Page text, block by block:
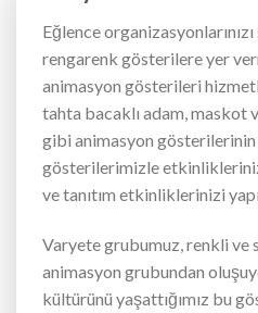
Eğlence organizasyonlarınızı
rengarenk gösterilere yer
animasyon gösterileri
tahta bacaklı adam,
gibi animasyon gösterilerinin
gösterilerimizle
ve tanıtım etkinliklerinizi
Varyete grubumuz, renkli ve
animasyon grubundan
kültürünü yaşattığımız bu